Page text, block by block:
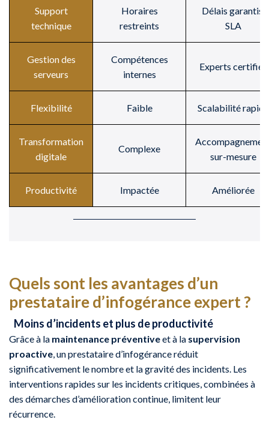
Support
technique
Horaires
restreints
Délais garantis,
SLA
Gestion des
serveurs
Compétences
internes
Experts certifiés
Flexibilité Faible Scalabilité rapide
Transformation
digitale
Complexe
sur-mesure
Productivité Impactée Améliorée
Quels sont les avantages d’un
prestataire d’infogérance expert ?
Moins d’incidents et plus de productivité
Grâce à la maintenance préventiveet à la supervision
proactive, un prestataire d’infogérance réduit
significativement le nombre et la gravité des incidents. Les
interventions rapides sur les incidents critiques, combinées à
des démarches d’amélioration continue, limitent leur
récurrence.